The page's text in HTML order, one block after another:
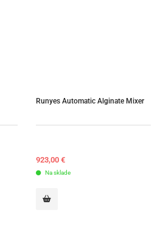
Runyes Automatic Alginate Mixer
923,00 €
Na sklade